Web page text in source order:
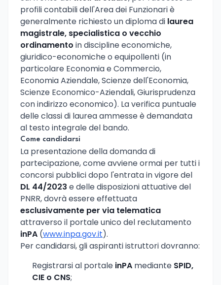
profili contabili dell'Area dei Funzionari è
generalmente richiesto un diploma di laurea
magistrale, specialistica o vecchio
ordinamento in discipline economiche,
giuridico-economiche o equipollenti (in
particolare Economia e Commercio,
Economia Aziendale, Scienze dell'Economia,
Scienze Economico-Aziendali, Giurisprudenza
con indirizzo economico). La verifica puntuale
delle classi di laurea ammesse è demandata
al testo integrale del bando.
Come candidarsi
La presentazione della domanda di
partecipazione, come avviene ormai per tutti i
concorsi pubblici dopo l'entrata in vigore del
DL 44/2023 e delle disposizioni attuative del
PNRR, dovrà essere effettuata
esclusivamente per via telematica
attraverso il portale unico del reclutamento
inPA (www.inpa.gov.it).
Per candidarsi, gli aspiranti istruttori dovranno:
Registrarsi al portale inPA mediante SPID,
CIE o CNS;